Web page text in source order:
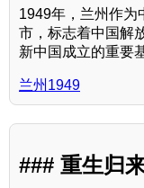
1949年，兰州作为
市，标志着中国解
新中国成立的重要
兰州1949
### 重生归